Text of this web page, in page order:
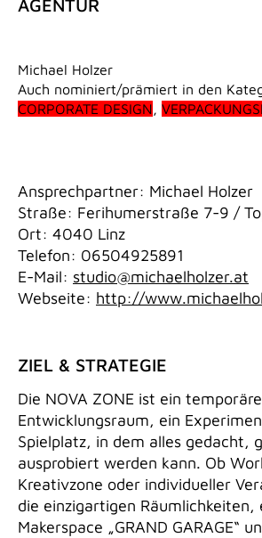
AGENTUR
Michael Holzer
Auch nominiert/prämiert in den
CORPORATE DESIGN,
Ansprechpartner: Michael Holzer
Straße: Ferihumerstraße 7-9 /
Ort: 4040 Linz
Telefon: 06504925891
E-Mail: studio@michaelholzer.at
Webseite: http://
ZIEL & STRATEGIE
Die NOVA ZONE ist ein
Entwicklungsraum, ein
Spielplatz, in dem alles gedacht,
ausprobiert werden kann. Ob
Kreativzone oder individueller
die einzigartigen
Makerspace „GRAND GARAGE“